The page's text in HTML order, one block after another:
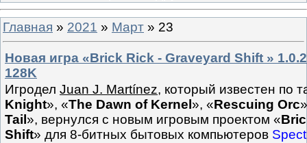
Главная » 2021 » Март » 23
Новая игра «Brick Rick - Graveyard Shift »
128K
Игродел Juan J. Martínez, который известен по
Knight», «The Dawn of Kernel », «Rescuing Orc
Tail », вернулся с новым игровым проектом «
Shift» для 8-битных бытовых компьютеров